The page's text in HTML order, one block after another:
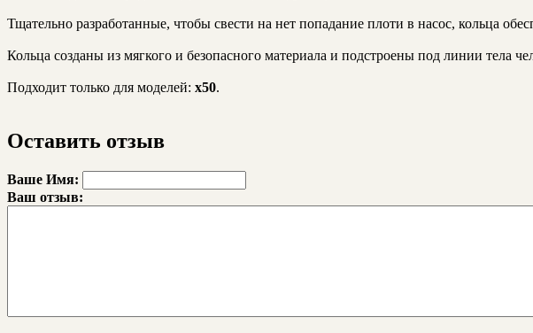
Тщательно разработанные, чтобы свести на нет попадание плоти в насос, кольца
Кольца созданы из мягкого и безопасного материала и подстроены под линии тела
Подходит только для моделей: x50.
Оставить отзыв
Ваше Имя:
Ваш отзыв: